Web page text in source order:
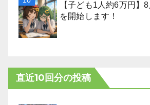
【子ども1人約6万円】
を開始します！
直近10回分の投稿